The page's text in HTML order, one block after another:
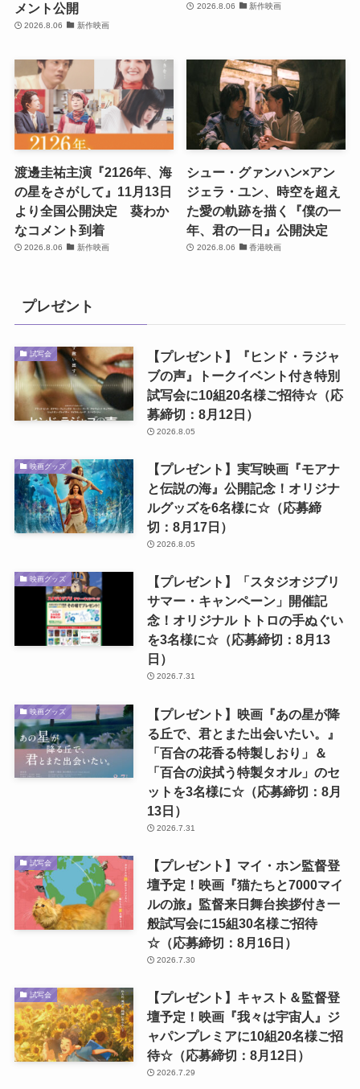
メント公開
2026.8.06 新作映画
2026.8.06 新作映画
渡邊圭祐主演『2126年、海
の星をさがして』11月13日
より全国公開決定 葵わか
なコメント到着
2026.8.06 新作映画
シュー・グァンハン×アン
ジェラ・ユン、時空を超え
た愛の軌跡を描く『僕の一
年、君の一日』公開決定
2026.8.06 香港映画
プレゼント
試写会
【プレゼント】『ヒンド・ラジャ
ブの声』トークイベント付き特別
試写会に10組20名様ご招待☆（応
募締切：8月12日）
2026.8.05
映画グッズ
【プレゼント】実写映画『モアナ
と伝説の海』公開記念！オリジナ
ルグッズを6名様に☆（応募締
切：8月17日）
2026.8.05
映画グッズ
【プレゼント】「スタジオジブリ
サマー・キャンペーン」開催記
念！オリジナル トトロの手ぬぐい
を3名様に☆（応募締切：8月13
日）
2026.7.31
映画グッズ
【プレゼント】映画『あの星が降
る丘で、君とまた出会いたい。』
「百合の花香る特製しおり」＆
「百合の涙拭う特製タオル」のセ
ットを3名様に☆（応募締切：8月
13日）
2026.7.31
試写会
【プレゼント】マイ・ホン監督登
壇予定！映画『猫たちと7000マイ
ルの旅』監督来日舞台挨拶付き一
般試写会に15組30名様ご招待
☆（応募締切：8月16日）
2026.7.30
試写会
【プレゼント】キャスト＆監督登
壇予定！映画『我々は宇宙人』ジ
ャパンプレミアに10組20名様ご招
待☆（応募締切：8月12日）
2026.7.29